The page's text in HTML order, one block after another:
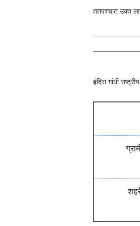
ततपश्चात उक्त
इंदिरा गांधी